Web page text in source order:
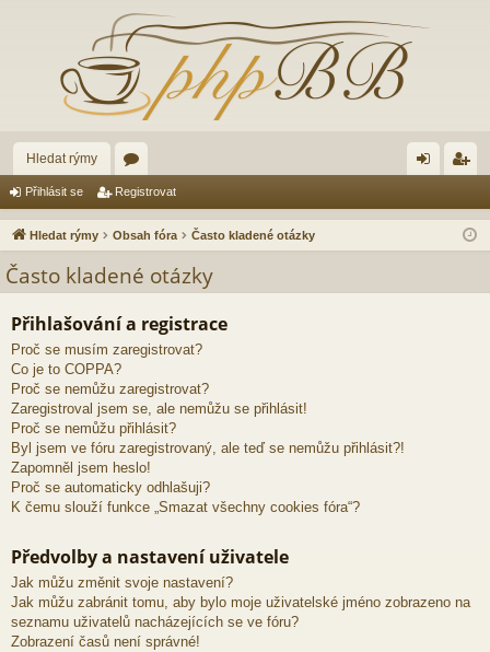
Hledat rýmy
ór
a lá
se
ist
va
Přihlásit se Registrovat
Hledat rýmy Obsah fóra Často kladené otázky
Často kladené otázky
Přihlašování a registrace
Proč se musím zaregistrovat?
Co je to COPPA?
Proč se nemůžu zaregistrovat?
Zaregistroval jsem se, ale nemůžu se přihlásit!
Proč se nemůžu přihlásit?
Byl jsem ve fóru zaregistrovaný, ale teď se nemůžu přihlásit?!
Zapomněl jsem heslo!
Proč se automaticky odhlašuji?
K čemu slouží funkce „Smazat všechny cookies fóra“?
Předvolby a nastavení uživatele
Jak můžu změnit svoje nastavení?
Jak můžu zabránit tomu, aby bylo moje uživatelské jméno zobrazeno na
seznamu uživatelů nacházejících se ve fóru?
Zobrazení časů není správné!